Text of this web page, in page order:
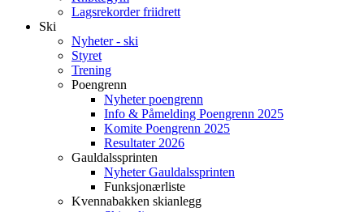
Lagsrekorder friidrett
Ski
Nyheter - ski
Styret
Trening
Poengrenn
Nyheter poengrenn
Info & Påmelding Poengrenn 2025
Komite Poengrenn 2025
Resultater 2026
Gauldalssprinten
Nyheter Gauldalssprinten
Funksjonærliste
Kvennabakken skianlegg